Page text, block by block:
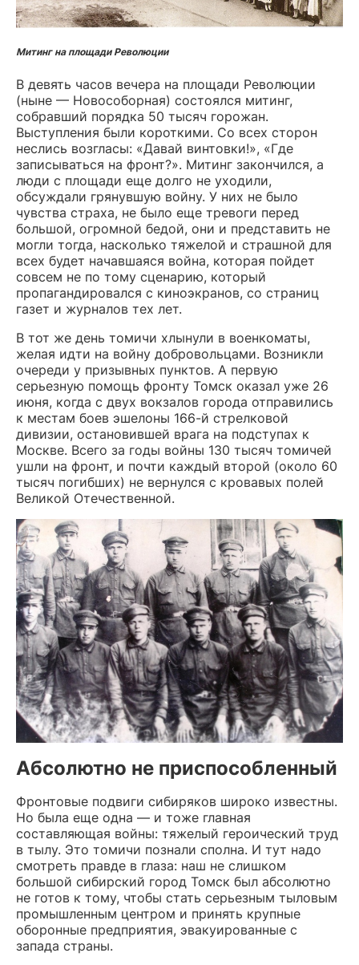
Митинг на площади Революции
В девять часов вечера на площади Революции
(ныне — Новособорная) состоялся митинг,
собравший порядка 50 тысяч горожан.
Выступления были короткими. Со всех сторон
неслись возгласы: «Давай винтовки!», «Где
записываться на фронт?». Митинг закончился, а
люди с площади еще долго не уходили,
обсуждали грянувшую войну. У них не было
чувства страха, не было еще тревоги перед
большой, огромной бедой, они и представить не
могли тогда, насколько тяжелой и страшной для
всех будет начавшаяся война, которая пойдет
совсем не по тому сценарию, который
пропагандировался с киноэкранов, со страниц
газет и журналов тех лет.
В тот же день томичи хлынули в военкоматы,
желая идти на войну добровольцами. Возникли
очереди у призывных пунктов. А первую
серьезную помощь фронту Томск оказал уже 26
июня, когда с двух вокзалов города отправились
к местам боев эшелоны 166-й стрелковой
дивизии, остановившей врага на подступах к
Москве. Всего за годы войны 130 тысяч томичей
ушли на фронт, и почти каждый второй (около 60
тысяч погибших) не вернулся с кровавых полей
Великой Отечественной.
Абсолютно не приспособленный
Фронтовые подвиги сибиряков широко известны.
Но была еще одна — и тоже главная
составляющая войны: тяжелый героический труд
в тылу. Это томичи познали сполна. И тут надо
смотреть правде в глаза: наш не слишком
большой сибирский город Томск был абсолютно
не готов к тому, чтобы стать серьезным тыловым
промышленным центром и принять крупные
оборонные предприятия, эвакуированные с
запада страны.